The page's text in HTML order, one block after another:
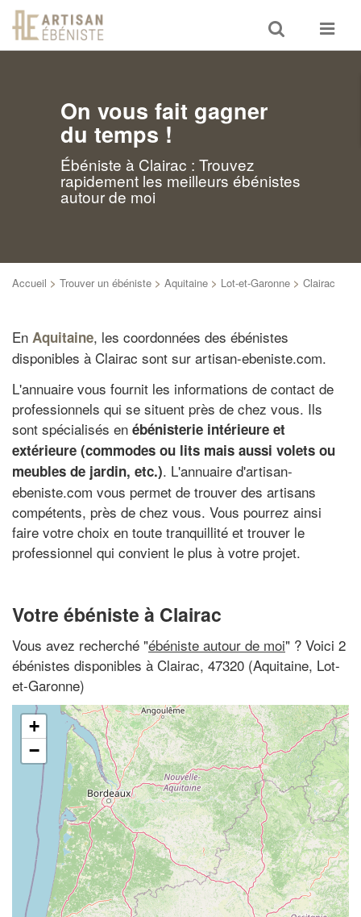
Toggle
search
Toggle
On vous fait gagner
du temps !
Ébéniste à Clairac : Trouvez
rapidement les meilleurs ébénistes
autour de moi
Accueil > Trouver un ébéniste > Aquitaine > Lot-et-Garonne > Clairac
En Aquitaine, les coordonnées des ébénistes
disponibles à Clairac sont sur artisan-ebeniste.com.
L'annuaire vous fournit les informations de contact de
professionnels qui se situent près de chez vous. Ils
sont spécialisés en ébénisterie intérieure et
extérieure (commodes ou lits mais aussi volets ou
meubles de jardin, etc.). L'annuaire d'artisan-
ebeniste.com vous permet de trouver des artisans
compétents, près de chez vous. Vous pourrez ainsi
faire votre choix en toute tranquillité et trouver le
professionnel qui convient le plus à votre projet.
Votre ébéniste à Clairac
Vous avez recherché "ébéniste autour de moi" ? Voici 2
ébénistes disponibles à Clairac, 47320 (Aquitaine, Lot-
et-Garonne)
+
−